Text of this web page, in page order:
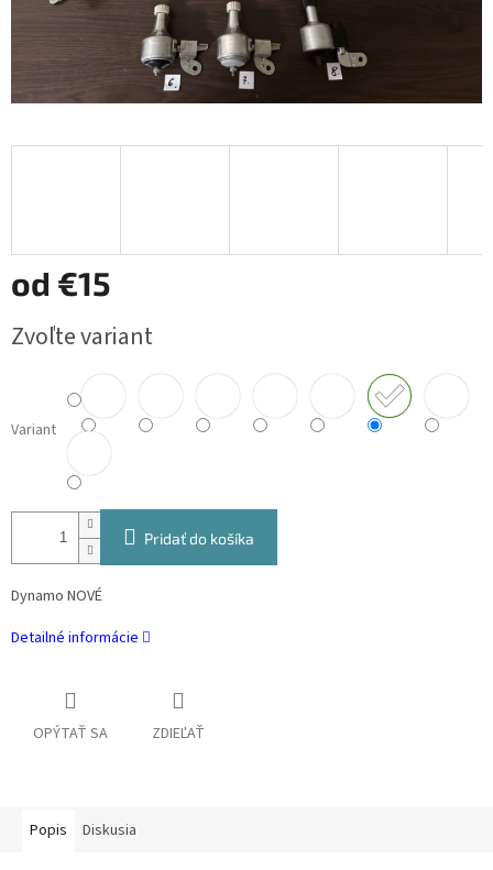
od €15
cena:
Zvoľte variant
Variant
Pridať do košíka
Dynamo NOVÉ
Detailné informácie
OPÝTAŤ SA ZDIEĽAŤ
Popis Diskusia